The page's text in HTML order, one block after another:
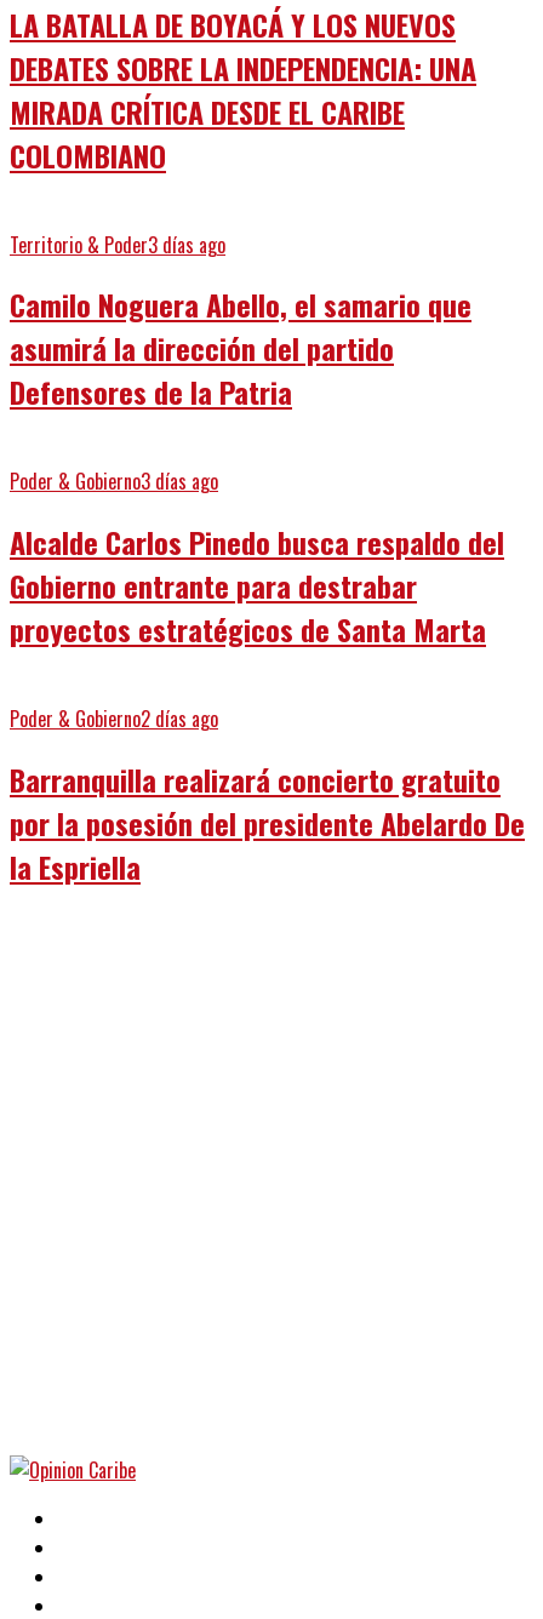
LA BATALLA DE BOYACÁ Y LOS NUEVOS
DEBATES SOBRE LA INDEPENDENCIA: UNA
MIRADA CRÍTICA DESDE EL CARIBE
COLOMBIANO
Territorio & Poder3 días ago
Camilo Noguera Abello, el samario que
asumirá la dirección del partido
Defensores de la Patria
Poder & Gobierno3 días ago
Alcalde Carlos Pinedo busca respaldo del
Gobierno entrante para destrabar
proyectos estratégicos de Santa Marta
Poder & Gobierno2 días ago
Barranquilla realizará concierto gratuito
por la posesión del presidente Abelardo De
la Espriella